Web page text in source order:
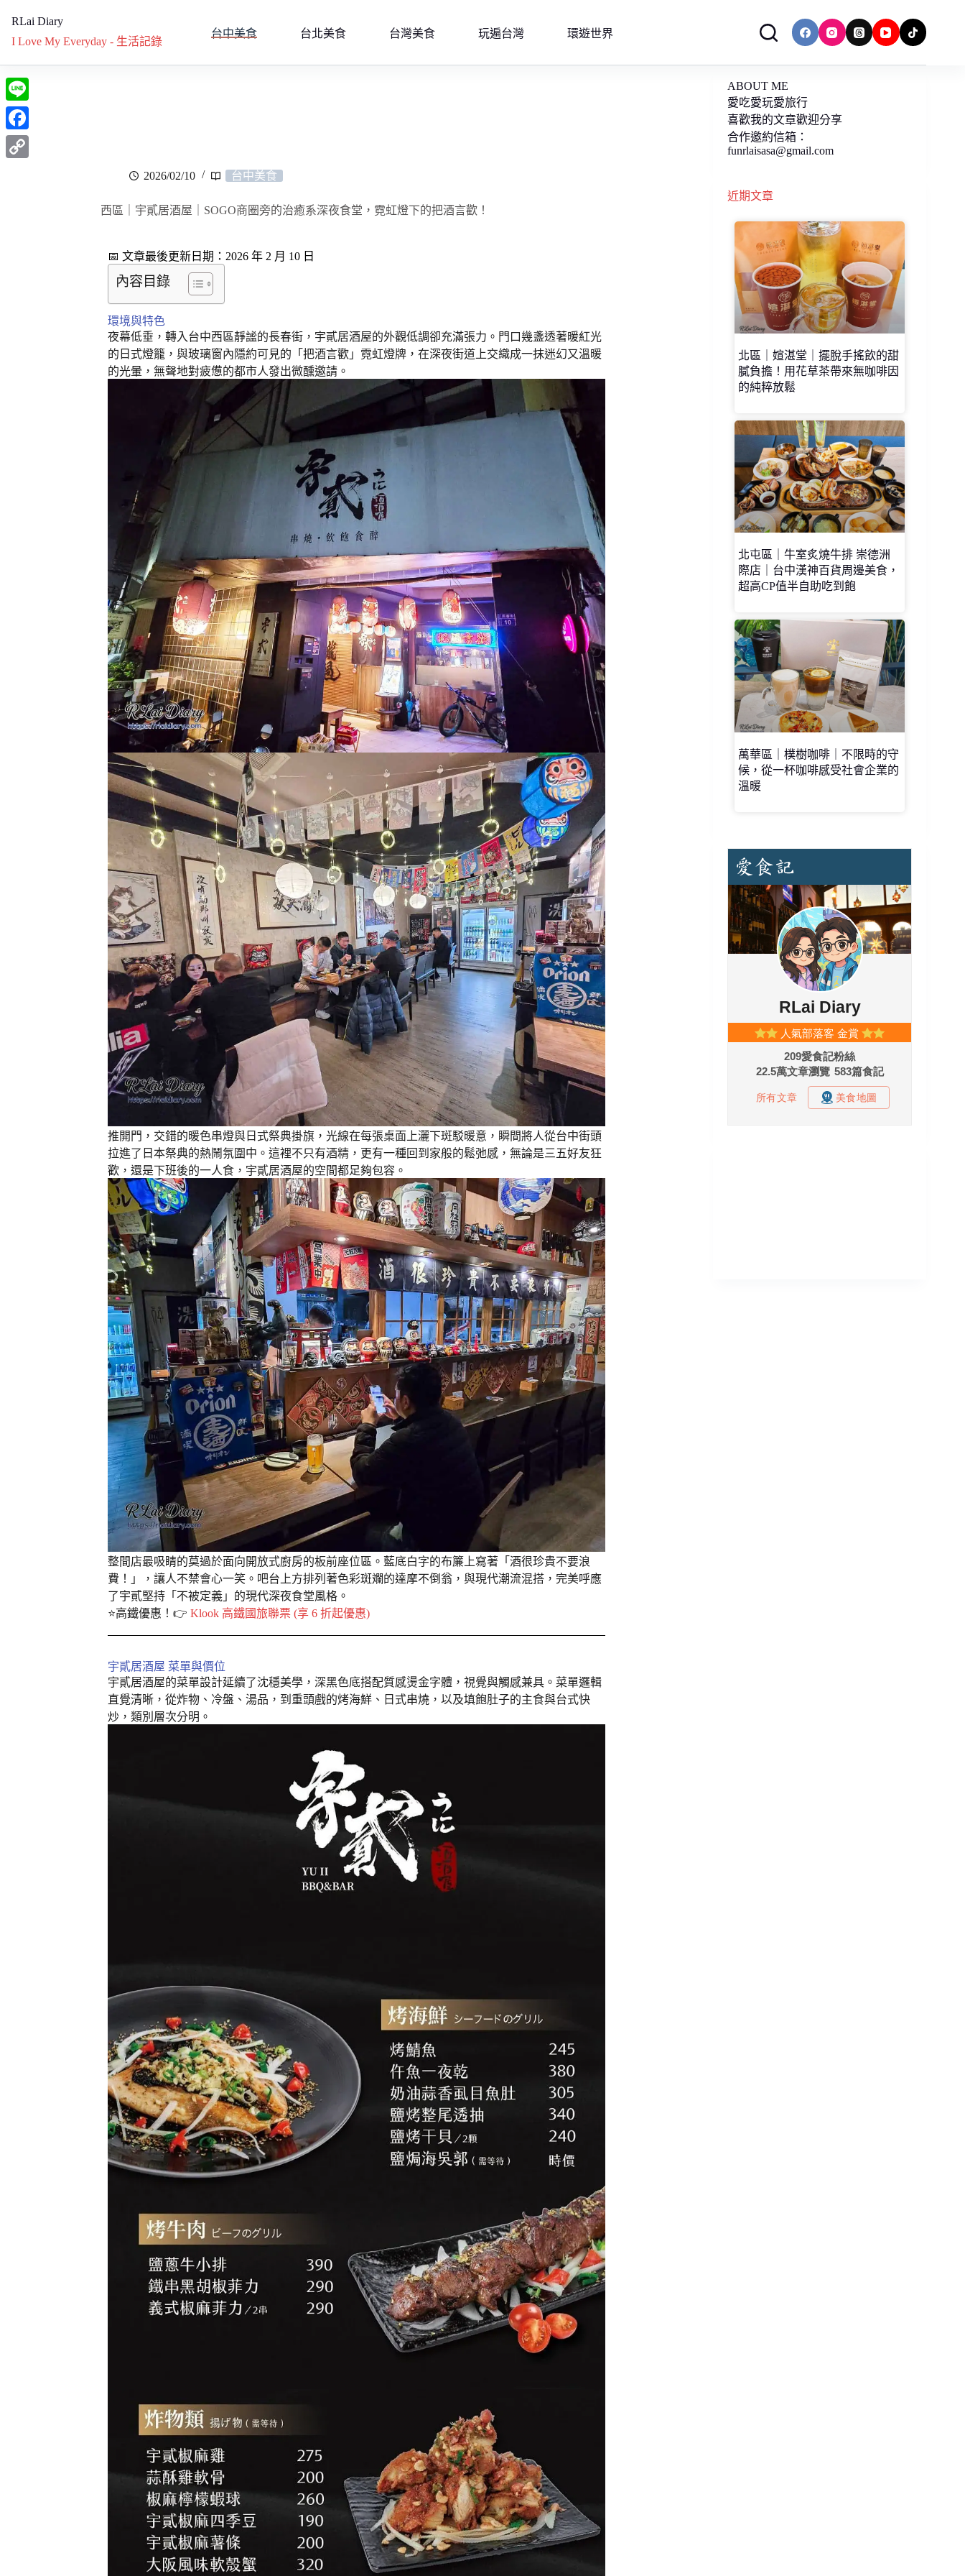
RLai Diary
I Love My Everyday - 生活記錄
台中美食 台北美食 台灣美食 玩遍台灣 環遊世界
2026/02/10 台中美食
西區｜宇貳居酒屋｜SOGO商圈旁的治癒系深夜食堂，霓虹燈下的把酒言歡！
📅 文章最後更新日期：2026 年 2 月 10 日
內容目錄
環境與特色
夜幕低垂，轉入台中西區靜謐的長春街，宇貳居酒屋的外觀低調卻充滿張力。門口幾盞透著暖紅光
的日式燈籠，與玻璃窗內隱約可見的「把酒言歡」霓虹燈牌，在深夜街道上交織成一抹迷幻又溫暖
的光暈，無聲地對疲憊的都市人發出微醺邀請。
推開門，交錯的暖色串燈與日式祭典掛旗，光線在每張桌面上灑下斑駁暖意，瞬間將人從台中街頭
拉進了日本祭典的熱鬧氛圍中。這裡不只有酒精，更有一種回到家般的鬆弛感，無論是三五好友狂
歡，還是下班後的一人食，宇貳居酒屋的空間都足夠包容。
整間店最吸睛的莫過於面向開放式廚房的板前座位區。藍底白字的布簾上寫著「酒很珍貴不要浪
費！」，讓人不禁會心一笑。吧台上方排列著色彩斑斕的達摩不倒翁，與現代潮流混搭，完美呼應
了宇貳堅持「不被定義」的現代深夜食堂風格。
⭐️高鐵優惠！👉 Klook 高鐵國旅聯票 (享 6 折起優惠)
宇貳居酒屋 菜單與價位
宇貳居酒屋的菜單設計延續了沈穩美學，深黑色底搭配質感燙金字體，視覺與觸感兼具。菜單邏輯
直覺清晰，從炸物、冷盤、湯品，到重頭戲的烤海鮮、日式串燒，以及填飽肚子的主食與台式快
炒，類別層次分明。
ABOUT ME
愛吃愛玩愛旅行
喜歡我的文章歡迎分享
合作邀約信箱：
funrlaisasa@gmail.com
近期文章
北區｜媗湛堂｜擺脫手搖飲的甜
膩負擔！用花草茶帶來無咖啡因
的純粹放鬆
北屯區｜牛室炙燒牛排 崇德洲
際店｜台中漢神百貨周邊美食，
超高CP值半自助吃到飽
萬華區｜樸樹咖啡｜不限時的守
候，從一杯咖啡感受社會企業的
溫暖
L
i
n
F